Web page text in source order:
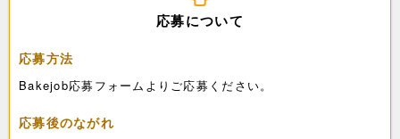
応募について
応募方法
Bakejob応募フォームよりご応募ください。
応募後のながれ